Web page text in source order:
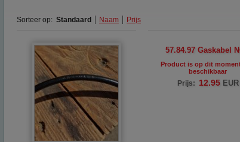
Sorteer op: Standaard Naam Prijs
57.84.97 Gaskabel
Product is op dit
beschikbaar
Prijs: 12.95 EUR